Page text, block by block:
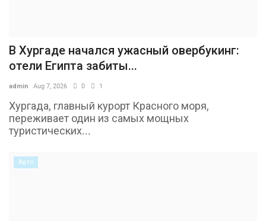
В Хургаде начался ужасный овербукинг:
отели Египта забиты...
admin Aug 7, 2026 0 1
Хургада, главный курорт Красного моря,
переживает один из самых мощных
туристических...
Авто